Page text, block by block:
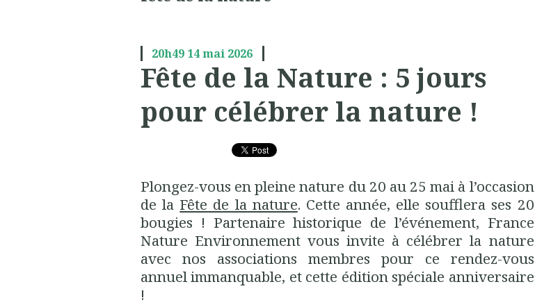
20h49 14mai 2026
Fête de la Nature : 5 jours
pour célébrer la nature !
Plongez-vous en pleine nature du 20 au 25 mai à l’occasion
de la Fête de la nature. Cette année, elle soufflera ses 20
bougies ! Partenaire historique de l’événement, France
Nature Environnement vous invite à célébrer la nature
avec nos associations membres pour ce rendez-vous
annuel immanquable, et cette édition spéciale anniversaire
!